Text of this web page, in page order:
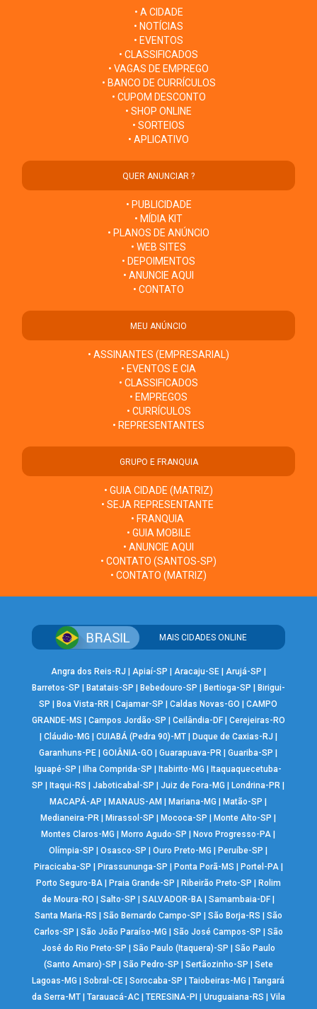
• A CIDADE
• NOTÍCIAS
• EVENTOS
• CLASSIFICADOS
• VAGAS DE EMPREGO
• BANCO DE CURRÍCULOS
• CUPOM DESCONTO
• SHOP ONLINE
• SORTEIOS
• APLICATIVO
QUER ANUNCIAR ?
• PUBLICIDADE
• MÍDIA KIT
• PLANOS DE ANÚNCIO
• WEB SITES
• DEPOIMENTOS
• ANUNCIE AQUI
• CONTATO
MEU ANÚNCIO
• ASSINANTES (EMPRESARIAL)
• EVENTOS E CIA
• CLASSIFICADOS
• EMPREGOS
• CURRÍCULOS
• REPRESENTANTES
GRUPO E FRANQUIA
• GUIA CIDADE (MATRIZ)
• SEJA REPRESENTANTE
• FRANQUIA
• GUIA MOBILE
• ANUNCIE AQUI
• CONTATO (SANTOS-SP)
• CONTATO (MATRIZ)
MAIS CIDADES ONLINE
Angra dos Reis-RJ | Apiaí-SP | Aracaju-SE| Arujá-SP |
Barretos-SP | Batatais-SP | Bebedouro-SP | Bertioga-SP | Birigui-
SP |Boa Vista-RR |Cajamar-SP |Caldas Novas-GO |CAMPO
GRANDE-MS | Campos Jordão-SP | Ceilândia-DF| Cerejeiras-RO
| Cláudio-MG | CUIABÁ (Pedra 90)-MT| Duque de Caxias-RJ |
Garanhuns-PE |GOIÂNIA-GO |Guarapuava-PR |Guariba-SP |
Iguapé-SP |Ilha Comprida-SP |Itabirito-MG |Itaquaquecetuba-
SP |Itaqui-RS |Jaboticabal-SP |Juiz de Fora-MG |Londrina-PR |
MACAPÁ-AP |MANAUS-AM |Mariana-MG |Matão-SP |
Medianeira-PR |Mirassol-SP |Mococa-SP |Monte Alto-SP |
Montes Claros-MG |Morro Agudo-SP |Novo Progresso-PA |
Olímpia-SP |Osasco-SP |Ouro Preto-MG |Peruíbe-SP |
Piracicaba-SP | Pirassununga-SP | Ponta Porã-MS | Portel-PA|
Porto Seguro-BA| Praia Grande-SP | Ribeirão Preto-SP | Rolim
de Moura-RO |Salto-SP |SALVADOR-BA |Samambaia-DF |
Santa Maria-RS | São Bernardo Campo-SP | São Borja-RS | São
Carlos-SP | São João Paraíso-MG | São José Campos-SP | São
José do Rio Preto-SP | São Paulo (Itaquera)-SP | São Paulo
(Santo Amaro)-SP | São Pedro-SP | Sertãozinho-SP | Sete
Lagoas-MG |Sobral-CE |Sorocaba-SP |Taiobeiras-MG |Tangará
da Serra-MT| Tarauacá-AC| TERESINA-PI | Uruguaiana-RS | Vila